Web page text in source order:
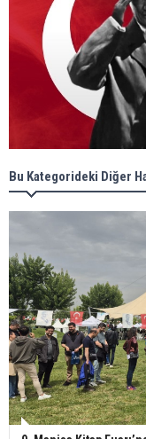
Bu Kategorideki Diğer